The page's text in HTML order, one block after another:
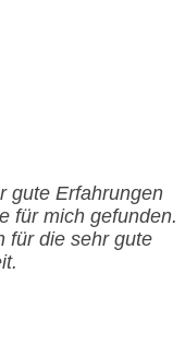
gute Erfahrungen
für mich gefunden.
für die sehr gute